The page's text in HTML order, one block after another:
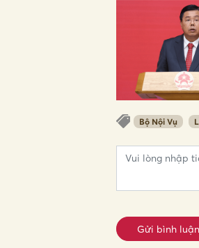
Bộ Nội Vụ
Gửi bình luận